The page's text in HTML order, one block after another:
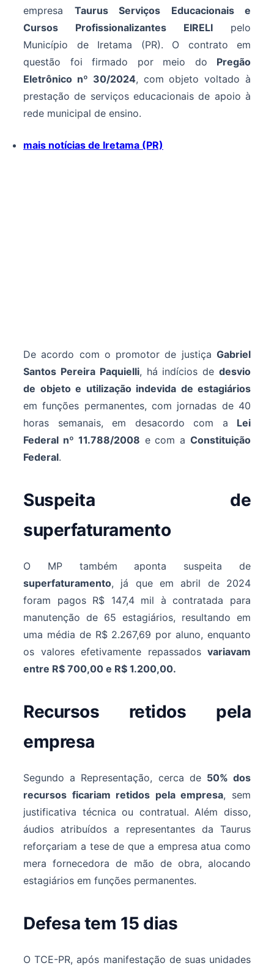
empresa Taurus Serviços Educacionais e
Cursos Profissionalizantes EIRELI pelo
Município de Iretama (PR). O contrato em
questão foi firmado por meio do Pregão
Eletrônico nº 30/2024, com objeto voltado à
prestação de serviços educacionais de apoio à
rede municipal de ensino.
mais notícias de Iretama (PR)
De acordo com o promotor de justiça Gabriel
Santos Pereira Paquielli, há indícios dedesvio
de objeto e utilização indevida de estagiários
em funções permanentes, com jornadas de 40
horas semanais, em desacordo com a Lei
Federal nº 11.788/2008 e com aConstituição
Federal.
Suspeita de
superfaturamento
O MP também aponta suspeita de
superfaturamento, já que em abril de 2024
foram pagos R$ 147,4 mil à contratada para
manutenção de 65 estagiários, resultando em
uma média de R$ 2.267,69 por aluno, enquanto
os valores efetivamente repassados variavam
entre R$ 700,00 e R$ 1.200,00.
Recursos retidos pela
empresa
Segundo a Representação, cerca de 50% dos
recursos ficariam retidos pela empresa, sem
justificativa técnica ou contratual. Além disso,
áudios atribuídos a representantes da Taurus
reforçariam a tese de que a empresa atua como
mera fornecedora de mão de obra, alocando
estagiários em funções permanentes.
Defesa tem 15 dias
O TCE-PR, após manifestação de suas unidades